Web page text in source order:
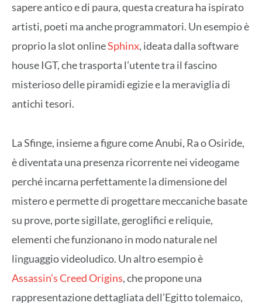
sapere antico e di paura, questa creatura ha ispirato
artisti, poeti ma anche programmatori. Un esempio è
proprio la slot onlineSphinx, ideata dalla software
house IGT, che trasporta l’utente tra il fascino
misterioso delle piramidi egizie e la meraviglia di
antichi tesori.
La Sfinge, insieme a figure come Anubi, Ra o Osiride,
è diventata una presenza ricorrente nei videogame
perché incarna perfettamente la dimensione del
mistero e permette di progettare meccaniche basate
su prove, porte sigillate, geroglifici e reliquie,
elementi che funzionano in modo naturale nel
linguaggio videoludico. Un altro esempio è
Assassin’s Creed Origins, che propone una
rappresentazione dettagliata dell’Egitto tolemaico,